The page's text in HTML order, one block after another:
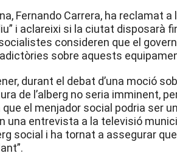
Fernando Carrera, ha reclamat a
i aclareixi si la ciutat disposarà
consideren que el
sobre aquests
durant el debat d’una moció
de l’alberg no seria imminent,
el menjador social podria ser
una entrevista a la televisió
social i ha tornat a assegurar que